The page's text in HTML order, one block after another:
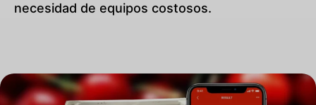
necesidad de equipos costosos.